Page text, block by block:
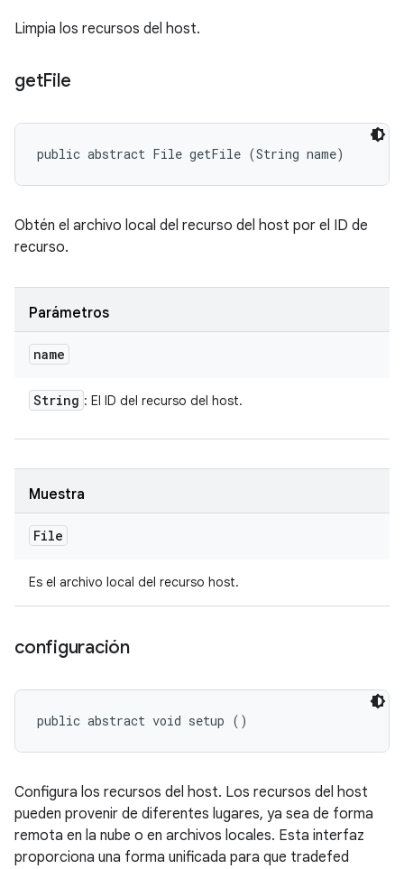
Limpia los recursos del host.
getFile
public abstract File getFile (String name)
Obtén el archivo local del recurso del host por el ID de
recurso.
Parámetros
name
String : El ID del recurso del host.
Muestra
File
Es el archivo local del recurso host.
configuración
public abstract void setup ()
Configura los recursos del host. Los recursos del host
pueden provenir de diferentes lugares, ya sea de forma
remota en la nube o en archivos locales. Esta interfaz
proporciona una forma unificada para que tradefed